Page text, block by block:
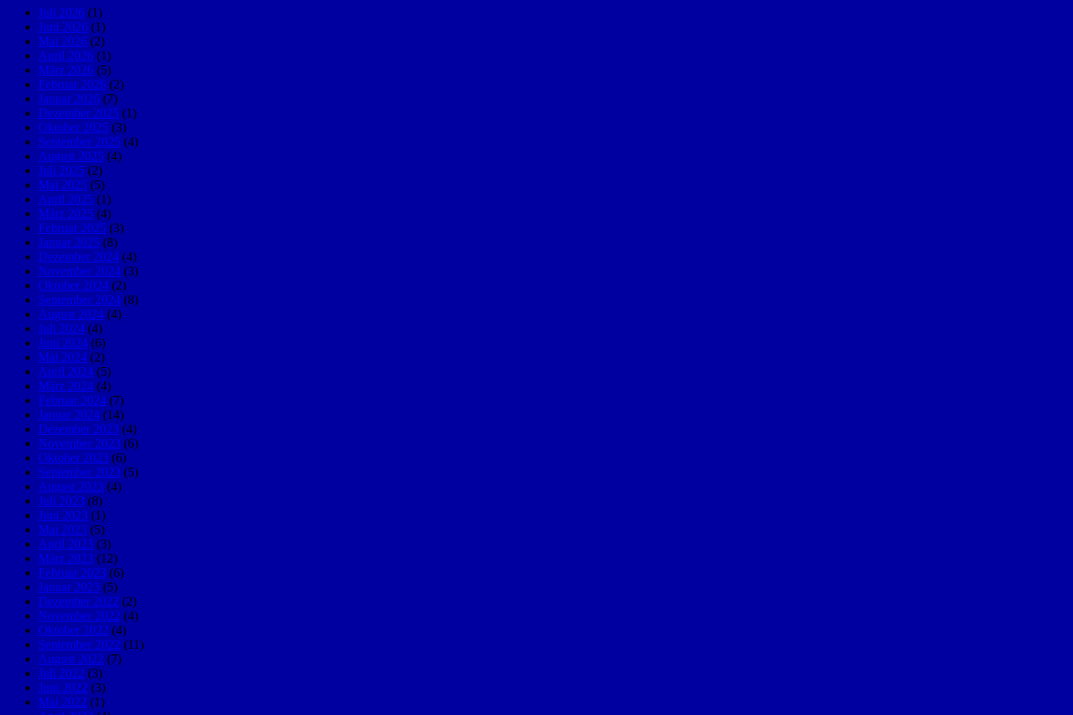
Juli 2026 (1)
Juni 2026 (1)
Mai 2026 (2)
April 2026 (1)
März 2026 (5)
Februar 2026 (2)
Januar 2026 (7)
Dezember 2025 (1)
Oktober 2025 (3)
September 2025 (4)
August 2025 (4)
Juli 2025 (2)
Mai 2025 (5)
April 2025 (1)
März 2025 (4)
Februar 2025 (3)
Januar 2025 (8)
Dezember 2024 (4)
November 2024 (3)
Oktober 2024 (2)
September 2024 (8)
August 2024 (4)
Juli 2024 (4)
Juni 2024 (6)
Mai 2024 (2)
April 2024 (5)
März 2024 (4)
Februar 2024 (7)
Januar 2024 (14)
Dezember 2023 (4)
November 2023 (6)
Oktober 2023 (6)
September 2023 (5)
August 2023 (4)
Juli 2023 (8)
Juni 2023 (1)
Mai 2023 (5)
April 2023 (3)
März 2023 (12)
Februar 2023 (6)
Januar 2023 (5)
Dezember 2022 (2)
November 2022 (4)
Oktober 2022 (4)
September 2022 (11)
August 2022 (7)
Juli 2022 (3)
Juni 2022 (3)
Mai 2022 (1)